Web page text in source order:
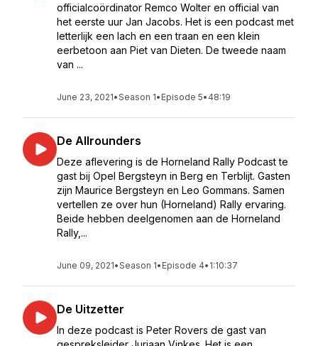
officialcoördinator Remco Wolter en official van
het eerste uur Jan Jacobs. Het is een podcast met
letterlijk een lach en een traan en een klein
eerbetoon aan Piet van Dieten. De tweede naam
van ...
June 23, 2021•Season 1• Episode 5• 48:19
De Allrounders
Deze aflevering is de Horneland Rally Podcast te
gast bij Opel Bergsteyn in Berg en Terblijt. Gasten
zijn Maurice Bergsteyn en Leo Gommans. Samen
vertellen ze over hun (Horneland) Rally ervaring.
Beide hebben deelgenomen aan de Horneland
Rally,...
June 09, 2021•Season 1• Episode 4• 1:10:37
De Uitzetter
In deze podcast is Peter Rovers de gast van